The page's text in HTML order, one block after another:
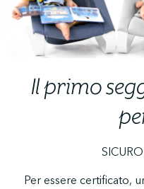
Il primo
Per essere certificato,